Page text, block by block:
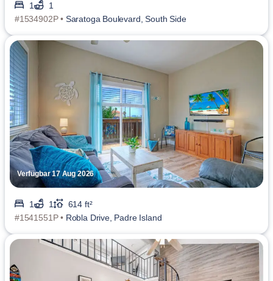
1
1
#1534902P • Saratoga Boulevard, South Side
Verfügbar 17 Aug 2026
1 1
614 ft²
#1541551P • Robla Drive, Padre Island